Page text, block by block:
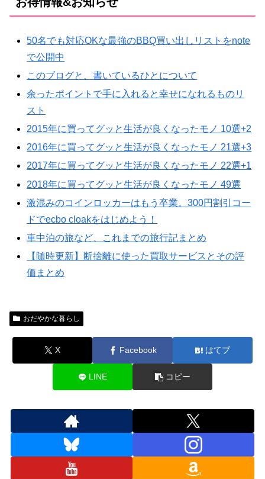
50名でも対応OKな最強のBBQ買い出しリストをnote
で公開中
このブログと、書いているひとについて
余ったポイントで手に入れると幸せになれるものリ
スト
2015年に買ってグッと生活が良くなったモノ 10選+2
2016年に買ってグッと生活が良くなったモノ 21選+3
2017年に買ってグッと生活が良くなったモノ 22選+1
2018年に買ってグッと生活が良くなったモノ 49選
激混みのコインロッカーはもう卒業。300円割引コー
ドでecbo cloakをはじめよう！
車中泊の旅など、これまでの旅行記まとめ
【随時更新】断捨離に使った買取サービスとその評
価まとめ
おだやかな暮らし
X Facebook はてブ
LINE コピー